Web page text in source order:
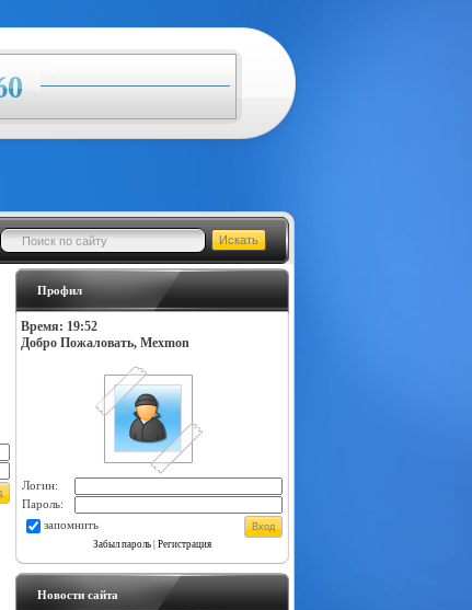
Профил
Время: 19:52
Добро Пожаловать, Mexmon
Логин:
Пароль:
запомнить
Забыл пароль| Регистрация
Новости сайта